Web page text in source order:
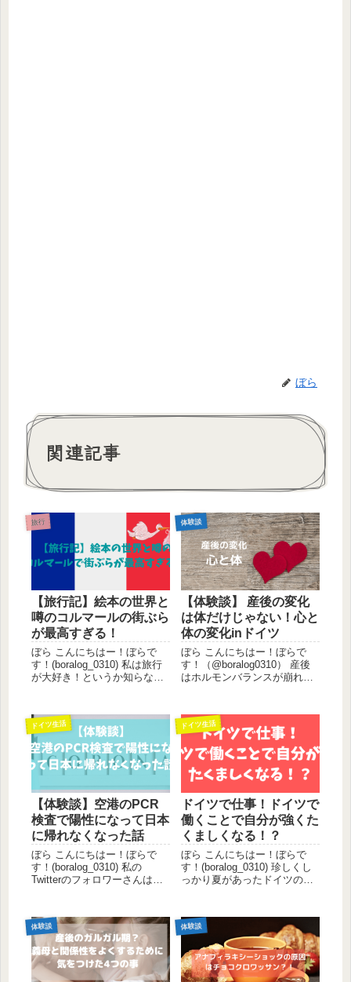
ぼら
関連記事
旅行
【旅行記】絵本の世界と
噂のコルマールの街ぶら
が最高すぎる！
ぼら こんにちはー！ぼらで
す！(boralog_0310) 私は旅行
が大好き！というか知らない
の秋にもコルマールにさくっ
と行ったことがあるのです
が、その日はあまり時間がな
かったため、今回は...
体験談
【体験談】 産後の変化
は体だけじゃない！心と
体の変化inドイツ
ぼら こんにちはー！ぼらで
す！（@boralog0310） 産後
はホルモンバランスが崩れや
出産ということもあって、長
男を出産後のほうが心が不安
定になったので、そのときの
体験をシェアさせてい...
ドイツ生活
【体験談】空港のPCR
検査で陽性になって日本
に帰れなくなった話
ぼら こんにちはー！ぼらで
す！(boralog_0310) 私の
Twitterのフォロワーさんは既
検査陽性になりましたー！ぱ
ふぱふ！ もうね、スマホに送
られてきたメールをクリック
してPO...
ドイツ生活
ドイツで仕事！ドイツで
働くことで自分が強くた
くましくなる！？
ぼら こんにちはー！ぼらで
す！(boralog_0310) 珍しくし
っかり夏があったドイツの夏
らは先日知り合った日本人の
ママさんが近くに引っ越して
来てくれて、歩いて会いに行
ける友達（？）...
体験談 体験談